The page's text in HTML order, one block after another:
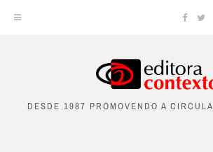
contentDESDE 1987 PROMOVENDO A